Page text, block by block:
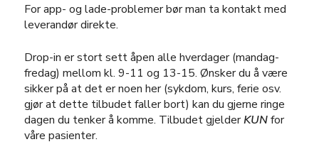
For app- og lade-problemer bør man ta kontakt med
leverandør direkte.
Drop-in er stort sett åpen alle hverdager (mandag-
fredag) mellom kl. 9-11 og 13-15. Ønsker du å være
sikker på at det er noen her (sykdom, kurs, ferie osv.
gjør at dette tilbudet faller bort) kan du gjerne ringe
dagen du tenker å komme. Tilbudet gjelderKUNfor
våre pasienter.